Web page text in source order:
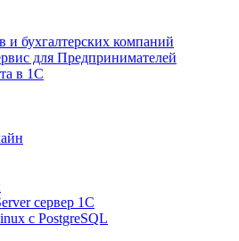
и бухгалтерских компаний
для Предпринимателей
в 1С
сервер 1С
c PostgreSQL